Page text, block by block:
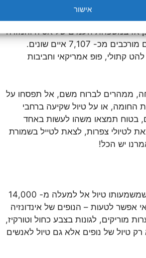
אישור
אז במשפחת העמים של אסיה והמזרח
הפיליפינים הם בלי צל של ספק האח המוזר. הפיליפינים מורכבים מכ- 7,107 איים שונים.
קתולי, פופ אמריקאי וחביבות
ממהרים לברוח משם, אל תפסחו על
החומה, או על טיול שקיעה ברחבי
בטוח תמצאו משהו לעשות באחד
לטיולי צפרות, לצאת לטייל בשמורת
יש הכל!
הוא טיול שמשמעותו טיול אל למעלה מ- 14,000
אפשר לטעות – הנופים של אינדונזיה
מוריקים, לגונות בצבע כחול וטורקיז,
רק טיול של נופים אלא גם טיול לאנשים